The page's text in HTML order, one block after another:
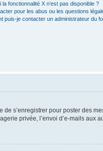
la fonctionnalité X n’est pas disponible ?
pour les abus ou les questions
puis-je contacter un administrateur du
s’enregistrer pour poster des
privée, l’envoi d’e-mails aux